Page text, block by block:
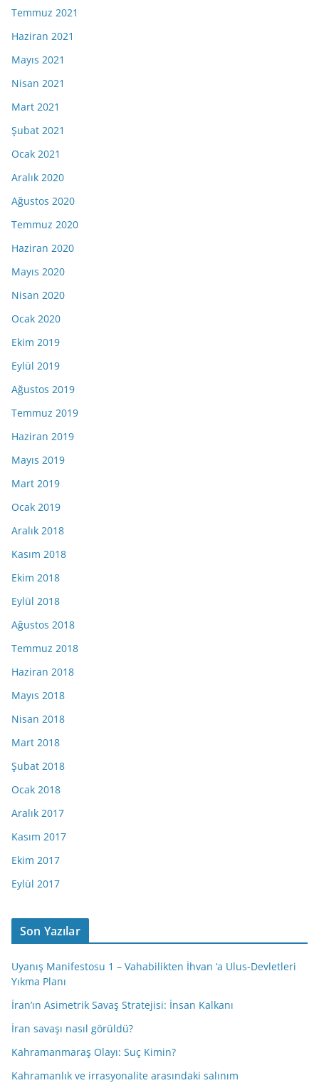
Temmuz 2021
Haziran 2021
Mayıs 2021
Nisan 2021
Mart 2021
Şubat 2021
Ocak 2021
Aralık 2020
Ağustos 2020
Temmuz 2020
Haziran 2020
Mayıs 2020
Nisan 2020
Ocak 2020
Ekim 2019
Eylül 2019
Ağustos 2019
Temmuz 2019
Haziran 2019
Mayıs 2019
Mart 2019
Ocak 2019
Aralık 2018
Kasım 2018
Ekim 2018
Eylül 2018
Ağustos 2018
Temmuz 2018
Haziran 2018
Mayıs 2018
Nisan 2018
Mart 2018
Şubat 2018
Ocak 2018
Aralık 2017
Kasım 2017
Ekim 2017
Eylül 2017
Son Yazılar
Uyanış Manifestosu 1 – Vahabilikten İhvan ‘a Ulus-Devletleri
Yıkma Planı
İran’ın Asimetrik Savaş Stratejisi: İnsan Kalkanı
İran savaşı nasıl görüldü?
Kahramanmaraş Olayı: Suç Kimin?
Kahramanlık ve irrasyonalite arasındaki salınım